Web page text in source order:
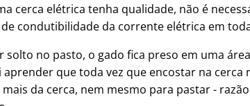
cerca elétrica tenha qualidade, não é
condutibilidade da corrente elétrica em
solto no pasto, o gado fica preso em uma
aprender que toda vez que encostar na
da cerca, nem mesmo para pastar -